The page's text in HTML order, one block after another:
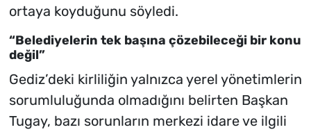
ortaya koyduğunu söyledi.
“Belediyelerin tek başına çözebileceği bir konu
değil”
Gediz’deki kirliliğin yalnızca yerel yönetimlerin
sorumluluğunda olmadığını belirten Başkan
Tugay, bazı sorunların merkezi idare ve ilgili